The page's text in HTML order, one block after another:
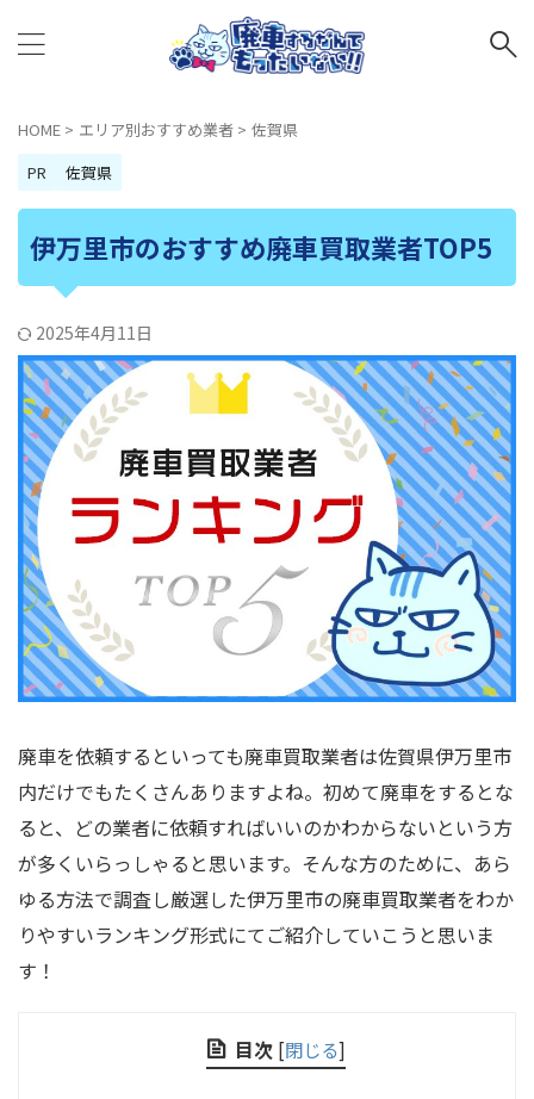
HOME > エリア別おすすめ業者 > 佐賀県
PR
佐賀県
伊万里市のおすすめ廃車買取業者TOP5
2025年4月11日
廃車を依頼するといっても廃車買取業者は佐賀県伊万里市
内だけでもたくさんありますよね。初めて廃車をするとな
ると、どの業者に依頼すればいいのかわからないという方
が多くいらっしゃると思います。そんな方のために、あら
ゆる方法で調査し厳選した伊万里市の廃車買取業者をわか
りやすいランキング形式にてご紹介していこうと思いま
す！
目次 [閉じる]